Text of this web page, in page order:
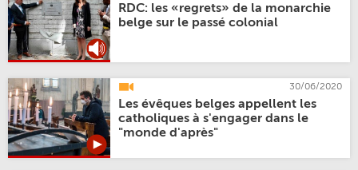
RDC: les «regrets» de la monarchie
belge sur le passé colonial
30/06/2020
Les évêques belges appellent les
catholiques à s'engager dans le
"monde d'après"